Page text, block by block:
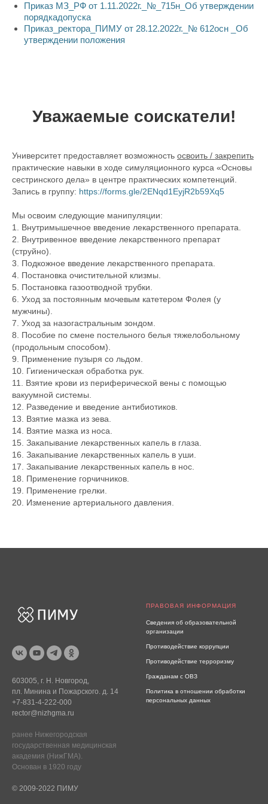
Приказ МЗ_РФ от 1.11.2022г._№_715н_Об утверждении
порядкадопуска
Приказ_ректора_ПИМУ от 28.12.2022г._№ 612осн _Об
утверждении положения
Уважаемые соискатели!
Университет предоставляет возможность освоить / закрепить
практические навыки в ходе симуляционного курса «Основы
сестринского дела» в центре практических компетенций.
Запись в группу: https://forms.gle/2ENqd1EyjR2b59Xq5
Мы освоим следующие манипуляции:
1. Внутримышечное введение лекарственного препарата.
2. Внутривенное введение лекарственного препарат
(струйно).
3. Подкожное введение лекарственного препарата.
4. Постановка очистительной клизмы.
5. Постановка газоотводной трубки.
6. Уход за постоянным мочевым катетером Фолея (у
мужчины).
7. Уход за назогастральным зондом.
8. Пособие по смене постельного белья тяжелобольному
(продольным способом).
9. Применение пузыря со льдом.
10. Гигиеническая обработка рук.
11. Взятие крови из периферической вены с помощью
вакуумной системы.
12. Разведение и введение антибиотиков.
13. Взятие мазка из зева.
14. Взятие мазка из носа.
15. Закапывание лекарственных капель в глаза.
16. Закапывание лекарственных капель в уши.
17. Закапывание лекарственных капель в нос.
18. Применение горчичников.
19. Применение грелки.
20. Изменение артериального давления.
603005, г. Н. Новгород,
пл. Минина и Пожарского. д. 14
+7-831-4-222-000
rector@nizhgma.ru
ранее Нижегородская
государственная медицинская
академия (НижГМА).
Основан в 1920 году
© 2009-2022 ПИМУ
ПРАВОВАЯ ИНФОРМАЦИЯ
Сведения об образовательной
организации
Противодействие коррупции
Противодействие терроризму
Гражданам с ОВЗ
Политика в отношении обработки
персональных данных